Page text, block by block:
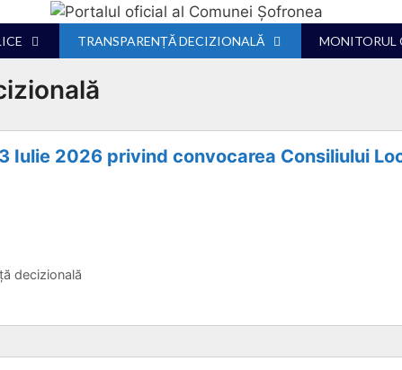
TRANSPARENȚĂ DECIZIONALĂ MONITORUL
Iulie 2026 privind convocarea Consiliului
decizională